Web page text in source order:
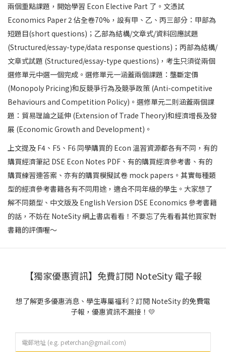
兩個重點課題，開始學習 Econ Elective Part 了。文憑試
Economics Paper 2 佔全卷70%，設有甲、乙、丙三部分：甲部為
短題目(short questions)；乙部為結構/文章式/資料回應試題
(Structured/essay-type/data response questions)；丙部為結構/
文章式試題 (Structured/essay-type questions)，考生只須從兩個
選修單元中選一個完成。選修單元一涵蓋兩個課題：壟斷定價
(Monopoly Pricing)和反競爭行為及競爭政策 (Anti-competitive
Behaviours and Competition Policy)。選修單元二則涵蓋兩個課
題：貿易理論之延伸 (Extension of Trade Theory)和經濟增長及發
展 (Economic Growth and Development)。
上文提及 F4、F5、F6 同學購買的 Econ 溫習資源都各有不同，有的
購買經濟筆記 DSE Econ Notes PDF、有的購買經濟參考書、有的
購買練習連答案、亦有的購買模擬試卷 mock papers。其實每種類
型的經濟參考書籍各有不同用途，適合不同年級的學生。大家想了
解不同類型、中文版及 English Version DSE Economics 參考書籍
的話，不妨在 NoteSity 網上書店看看！不要忘了先看看其他買家對
書籍的評價喔～
【獨家優惠資訊】免費訂閱 NoteSity 電子報
想了解更多優惠消息、學生專屬福利？訂閱 NoteSity 的免費電
子報，優惠資訊不漏接！💛